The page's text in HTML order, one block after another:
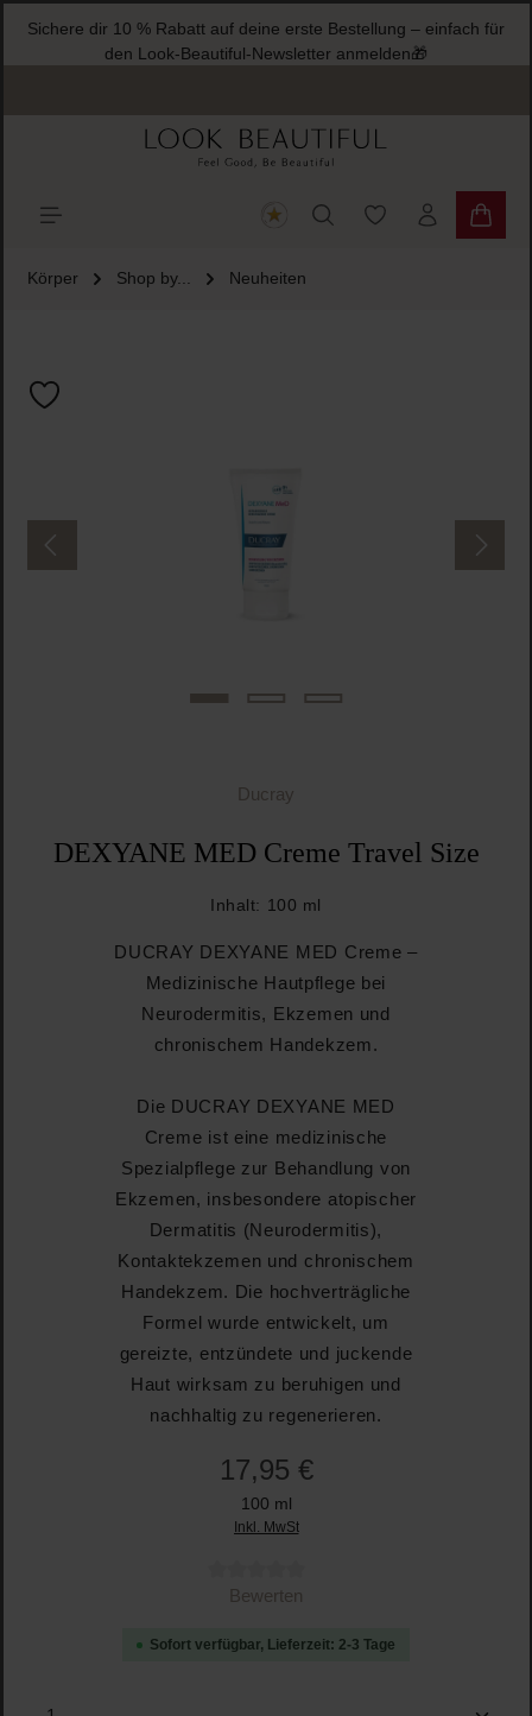
springen
Sichere dir 10 % Rabatt auf deine erste Bestellung – einfach für
den Look-Beautiful-Newsletter anmelden🎁
Du hast 0
Körper Shop by... Neuheiten
Ducray
DEXYANE MED Creme Travel Size
Inhalt: 100 ml
DUCRAY DEXYANE MED Creme –
Medizinische Hautpflege bei
Neurodermitis, Ekzemen und
chronischem Handekzem.
Die DUCRAY DEXYANE MED
Creme ist eine medizinische
Spezialpflege zur Behandlung von
Ekzemen, insbesondere atopischer
Dermatitis (Neurodermitis),
Kontaktekzemen und chronischem
Handekzem. Die hochverträgliche
Formel wurde entwickelt, um
gereizte, entzündete und juckende
Haut wirksam zu beruhigen und
nachhaltig zu regenerieren.
17,95 €
100 ml
Inkl. MwSt
Durchschnittliche Bewertung von 0 von 5 Sternen
Bewerten
Sofort verfügbar, Lieferzeit: 2-3 Tage
Produkt Anzahl: Gib den gewünschten Wert ein